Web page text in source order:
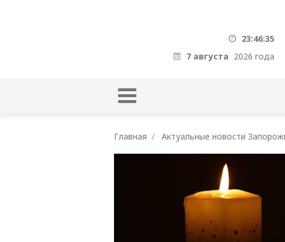
23:46:36
7 августа 2026 года
Главная Актуальные новости